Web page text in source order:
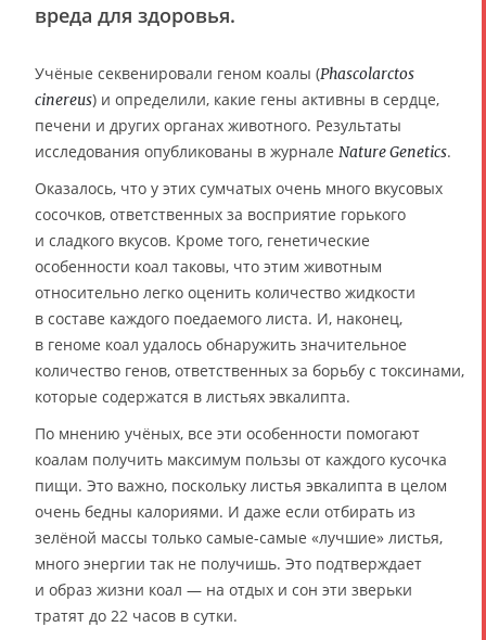
вреда для здоровья.
Учёные секвенировали геном коалы (Phascolarctos
cinereus) и определили, какие гены активны в сердце,
печени и других органах животного. Результаты
исследования опубликованы в журнале Nature Genetics.
Оказалось, что у этих сумчатых очень много вкусовых
сосочков, ответственных за восприятие горького
и сладкого вкусов. Кроме того, генетические
особенности коал таковы, что этим животным
относительно легко оценить количество жидкости
в составе каждого поедаемого листа. И, наконец,
в геноме коал удалось обнаружить значительное
количество генов, ответственных за борьбу с токсинами,
которые содержатся в листьях эвкалипта.
По мнению учёных, все эти особенности помогают
коалам получить максимум пользы от каждого кусочка
пищи. Это важно, поскольку листья эвкалипта в целом
очень бедны калориями. И даже если отбирать из
зелёной массы только самые-самые «лучшие» листья,
много энергии так не получишь. Это подтверждает
и образ жизни коал — на отдых и сон эти зверьки
тратят до 22 часов в сутки.